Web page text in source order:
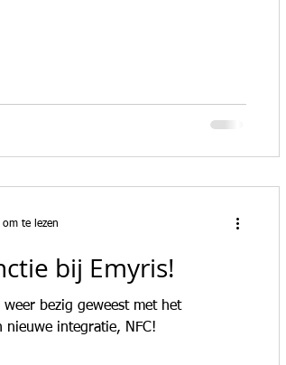
bij Emyris!
bezig geweest met het
nieuwe integratie, NFC!
te lezen